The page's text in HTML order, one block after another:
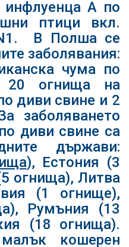
инфлуенца А по
птици вкл.
В Полша се
заболявания:
чума по
20 огнища на
диви свине и 2
заболяването
диви свине са
държави:
), Естония (3
огнища), Литва
(1 огнище),
Румъния (13
(18 огнища).
кошерен